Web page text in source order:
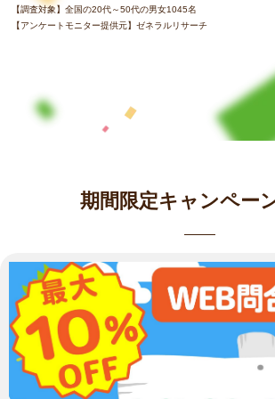
【調査対象】全国の20代～50代の男女1045名
【アンケートモニター提供元】ゼネラルリサーチ
期間限定キャンペー